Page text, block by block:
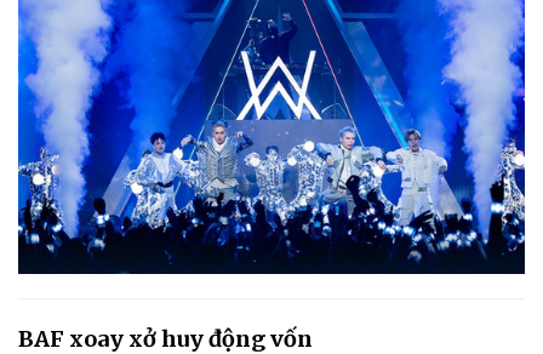
BAF xoay xở huy động vốn